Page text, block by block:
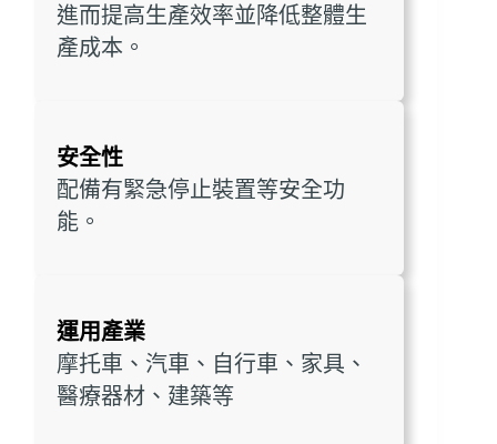
進而提高生產效率並降低整體生
產成本。
安全性
配備有緊急停止裝置等安全功
能。
運用產業
摩托車、汽車、自行車、家具、
醫療器材、建築等